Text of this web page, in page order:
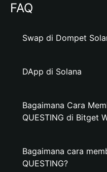
FAQ
Swap di Dompet
DApp di Solana
Bagaimana Cara
QUESTING di Bitget
Bagaimana cara
QUESTING?